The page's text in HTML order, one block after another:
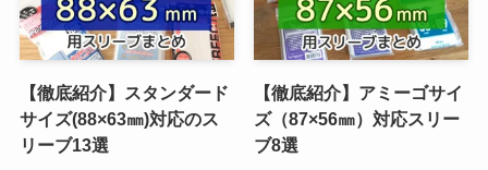
【徹底紹介】スタンダード
サイズ(88×63㎜)対応のス
リーブ13選
【徹底紹介】アミーゴサイ
ズ（87×56㎜）対応スリー
ブ8選